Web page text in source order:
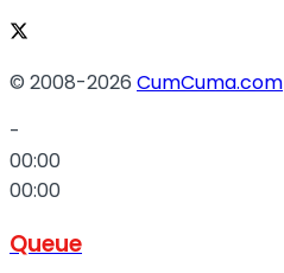
© 2008-2026 CumCuma.com
-
00:00
00:00
Queue